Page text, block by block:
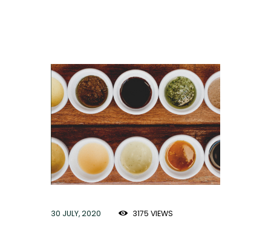
30 JULY, 2020 3175 VIEWS